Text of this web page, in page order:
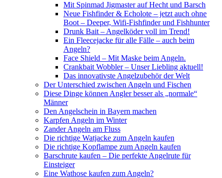
Mit Spinmad Jigmaster auf Hecht und Barsch
Neue Fishfinder & Echolote – jetzt auch ohne
Boot – Deeper, Wifi-Fishfinder und Fishhunter
Drunk Bait – Angelköder voll im Trend!
Ein Fleecejacke für alle Fälle – auch beim
Angeln?
Face Shield – Mit Maske beim Angeln.
Crankbait Wobbler – Unser Liebling aktuell!
Das innovativste Angelzubehör der Welt
Der Unterschied zwischen Angeln und Fischen
Diese Dinge können Angler besser als „normale“
Männer
Den Angelschein in Bayern machen
Karpfen Angeln im Winter
Zander Angeln am Fluss
Die richtige Watjacke zum Angeln kaufen
Die richtige Kopflampe zum Angeln kaufen
Barschrute kaufen – Die perfekte Angelrute für
Einsteiger
Eine Wathose kaufen zum Angeln?